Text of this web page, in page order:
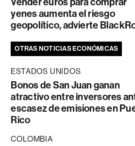
yenes aumenta el riesgo
geopolítico, advierte
OTRAS NOTICIAS ECONÓMICAS
ESTADOS UNIDOS
Bonos de San Juan ganan
atractivo entre inversores
escasez de emisiones en
Rico
COLOMBIA